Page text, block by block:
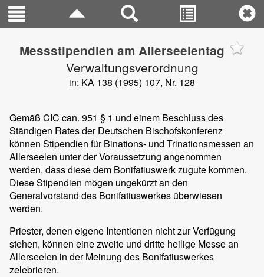
Messstipendien am Allerseelentag
Verwaltungsverordnung
in: KA 138 (1995) 107, Nr. 128
Gemäß CIC can. 951 § 1 und einem Beschluss des
Ständigen Rates der Deutschen Bischofskonferenz
können Stipendien für Binations- und Trinationsmessen an
Allerseelen unter der Voraussetzung angenommen
werden, dass diese dem Bonifatiuswerk zugute kommen.
Diese Stipendien mögen ungekürzt an den
Generalvorstand des Bonifatiuswerkes überwiesen
werden.
Priester, denen eigene Intentionen nicht zur Verfügung
stehen, können eine zweite und dritte heilige Messe an
Allerseelen in der Meinung des Bonifatiuswerkes
zelebrieren.